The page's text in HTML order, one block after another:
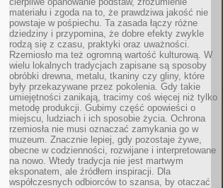
materiału i zgoda na to, że prawdziwa jakość nie
powstaje w pośpiechu. Ta zasada łączy różne
dziedziny i przypomina, że dobre efekty zwykle
rodzą się z czasu, praktyki oraz uważności.
Rzemiosło ma też ogromną wartość kulturową. W
wielu lokalnych tradycjach zapisane są sposoby
obróbki drewna, metalu, tkaniny czy gliny, które
były przekazywane przez pokolenia. Gdy takie
umiejętności zanikają, tracimy coś więcej niż tylko
metodę produkcji. Gubimy część opowieści o
miejscu, ludziach i ich sposobie życia. Ochrona
rzemiosła nie musi oznaczać zamykania go w
muzeum. Znacznie lepiej, gdy pozostaje żywe,
obecne w codzienności, rozwijane i interpretowane
na nowo. Wtedy tradycja nie jest martwym
eksponatem, ale źródłem inspiracji. Dla
współczesnych odbiorców to szansa, by otaczać